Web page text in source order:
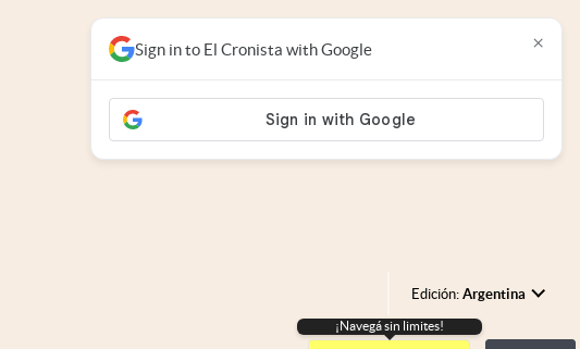
Edición: Argentina
Argentina
¡Navegá sin limites!
Sign in to El Cronista with Google ×